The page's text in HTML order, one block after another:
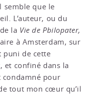
semble que le
L’auteur, ou du
la Vie de Pbilopater,
à Amsterdam, sur
puni de cette
et confiné dans la
pour
tout mon cœur qu’il